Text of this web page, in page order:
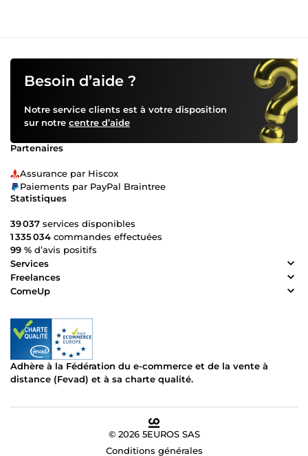
Besoin d’aide ?
Notre service clients est à votre disposition
sur notre centre d’aide
Partenaires
Assurance par Hiscox
Paiements par PayPal Braintree
Statistiques
39 037 services disponibles
1 335 034 commandes effectuées
99 % d’avis positifs
Services
Freelances
ComeUp
Adhère à la Fédération du e-commerce et de la vente à
distance (Fevad) et à sa charte qualité.
© 2026 5EUROS SAS
Conditions générales